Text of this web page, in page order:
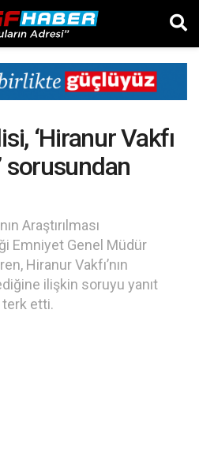
‘Hiranur Vakfı
sorusundan
Araştırılması
Emniyet Genel Müdür
Hiranur Vakfı’nın
ilişkin soruyu yanıt
etti.